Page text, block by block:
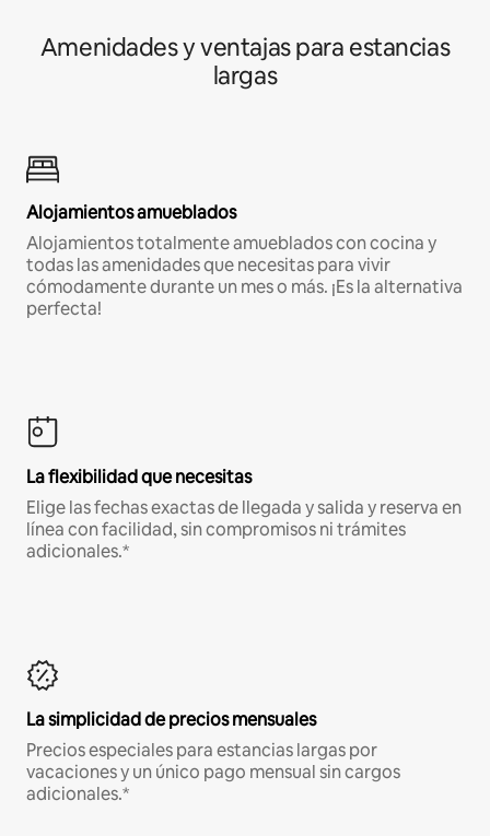
Amenidades y ventajas para estancias
largas
Alojamientos amueblados
Alojamientos totalmente amueblados con cocina y
todas las amenidades que necesitas para vivir
cómodamente durante un mes o más. ¡Es la alternativa
perfecta!
La flexibilidad que necesitas
Elige las fechas exactas de llegada y salida y reserva en
línea con facilidad, sin compromisos ni trámites
adicionales.*
La simplicidad de precios mensuales
Precios especiales para estancias largas por
vacaciones y un único pago mensual sin cargos
adicionales.*